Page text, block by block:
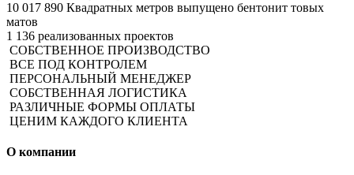
10 017 890 Квадратных метров выпущено бентонит товых
матов
1 136 реализованных проектов
СОБСТВЕННОЕ ПРОИЗВОДСТВО
ВСЕ ПОД КОНТРОЛЕМ
ПЕРСОНАЛЬНЫЙ МЕНЕДЖЕР
СОБСТВЕННАЯ ЛОГИСТИКА
РАЗЛИЧНЫЕ ФОРМЫ ОПЛАТЫ​
ЦЕНИМ КАЖДОГО КЛИЕНТА
О компании